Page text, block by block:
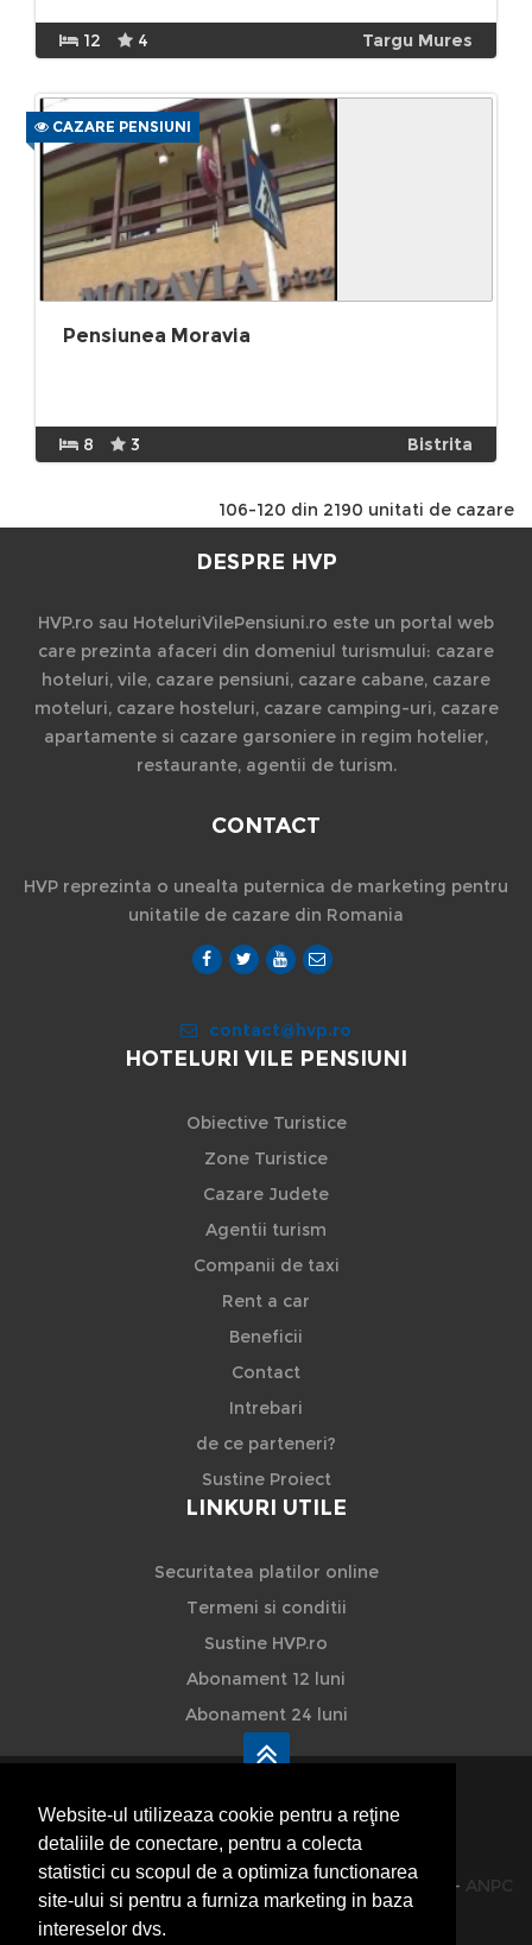
Website-ul utilizeaza cookie pentru a reţine
detaliile de conectare, pentru a colecta
statistici cu scopul de a optimiza functionarea
site-ului si pentru a furniza marketing in baza
intereselor dvs.
12 4 Targu Mures
CAZARE PENSIUNI
Pensiunea Moravia
8 3 Bistrita
106-120 din 2190 unitati de cazare
DESPRE HVP
HVP.ro sau HoteluriVilePensiuni.ro este un portal web
care prezinta afaceri din domeniul turismului: cazare
hoteluri, vile, cazare pensiuni, cazare cabane, cazare
moteluri, cazare hosteluri, cazare camping-uri, cazare
apartamente si cazare garsoniere in regim hotelier,
restaurante, agentii de turism.
CONTACT
HVP reprezinta o unealta puternica de marketing pentru
unitatile de cazare din Romania
contact@hvp.ro
HOTELURI VILE PENSIUNI
Obiective Turistice
Zone Turistice
Cazare Judete
Agentii turism
Companii de taxi
Rent a car
Beneficii
Contact
Intrebari
de ce parteneri?
Sustine Proiect
LINKURI UTILE
Securitatea platilor online
Termeni si conditii
Sustine HVP.ro
Abonament 12 luni
Abonament 24 luni
HVP - Hoteluri Vile Pensiuni
© 2014-2026 Powered byVilonMedia&TekaBility - ANPC
SOL